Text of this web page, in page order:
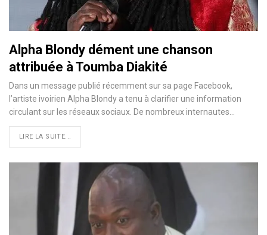
Alpha Blondy dément une chanson
attribuée à Toumba Diakité
Dans un message publié récemment sur sa page Facebook,
l’artiste ivoirien Alpha Blondy a tenu à clarifier une information
circulant sur les réseaux sociaux. De nombreux internautes…
LIRE LA SUITE...